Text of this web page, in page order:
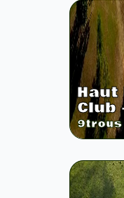
Haut
Club
9trous